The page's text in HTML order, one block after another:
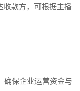
收款方，可根据主播
确保企业运营资金与